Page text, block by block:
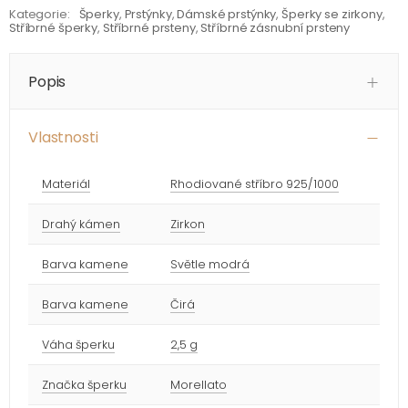
Kategorie: Šperky, Prstýnky,Dámské prstýnky,Šperky se zirkony,
Stříbrné šperky, Stříbrné prsteny,Stříbrné zásnubní prsteny
Popis
Vlastnosti
Materiál Rhodiované stříbro 925/1000
Drahý kámen Zirkon
Barva kamene Světle modrá
Barva kamene Čirá
Váha šperku 2,5 g
Značka šperku Morellato